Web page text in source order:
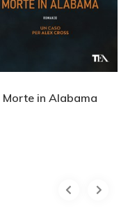
Morte in Alabama